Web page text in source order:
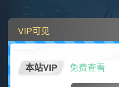
VIP可见
本站VIP 免费查看